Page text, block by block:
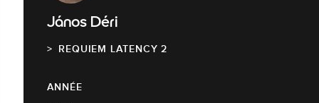
János Déri
REQUIEM LATENCY 2
ANNÉE